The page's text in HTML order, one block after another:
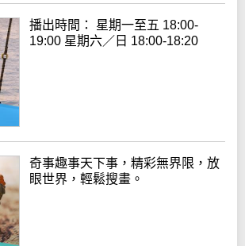
播出時間： 星期一至五 18:00-
19:00 星期六／日 18:00-18:20
奇事趣事天下事，精彩無界限，放
眼世界，輕鬆搜畫。